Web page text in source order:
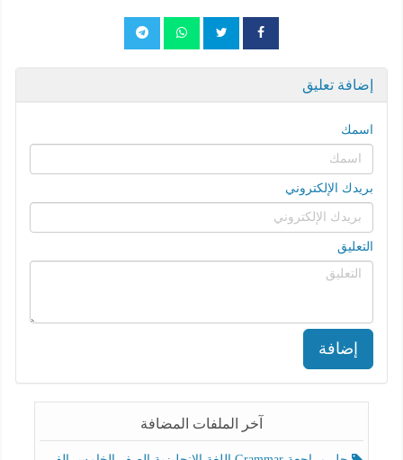
إضافة تعليق
اسمك
بريدك الإلكتروني
التعليق
إضافة
آخر الملفات المضافة